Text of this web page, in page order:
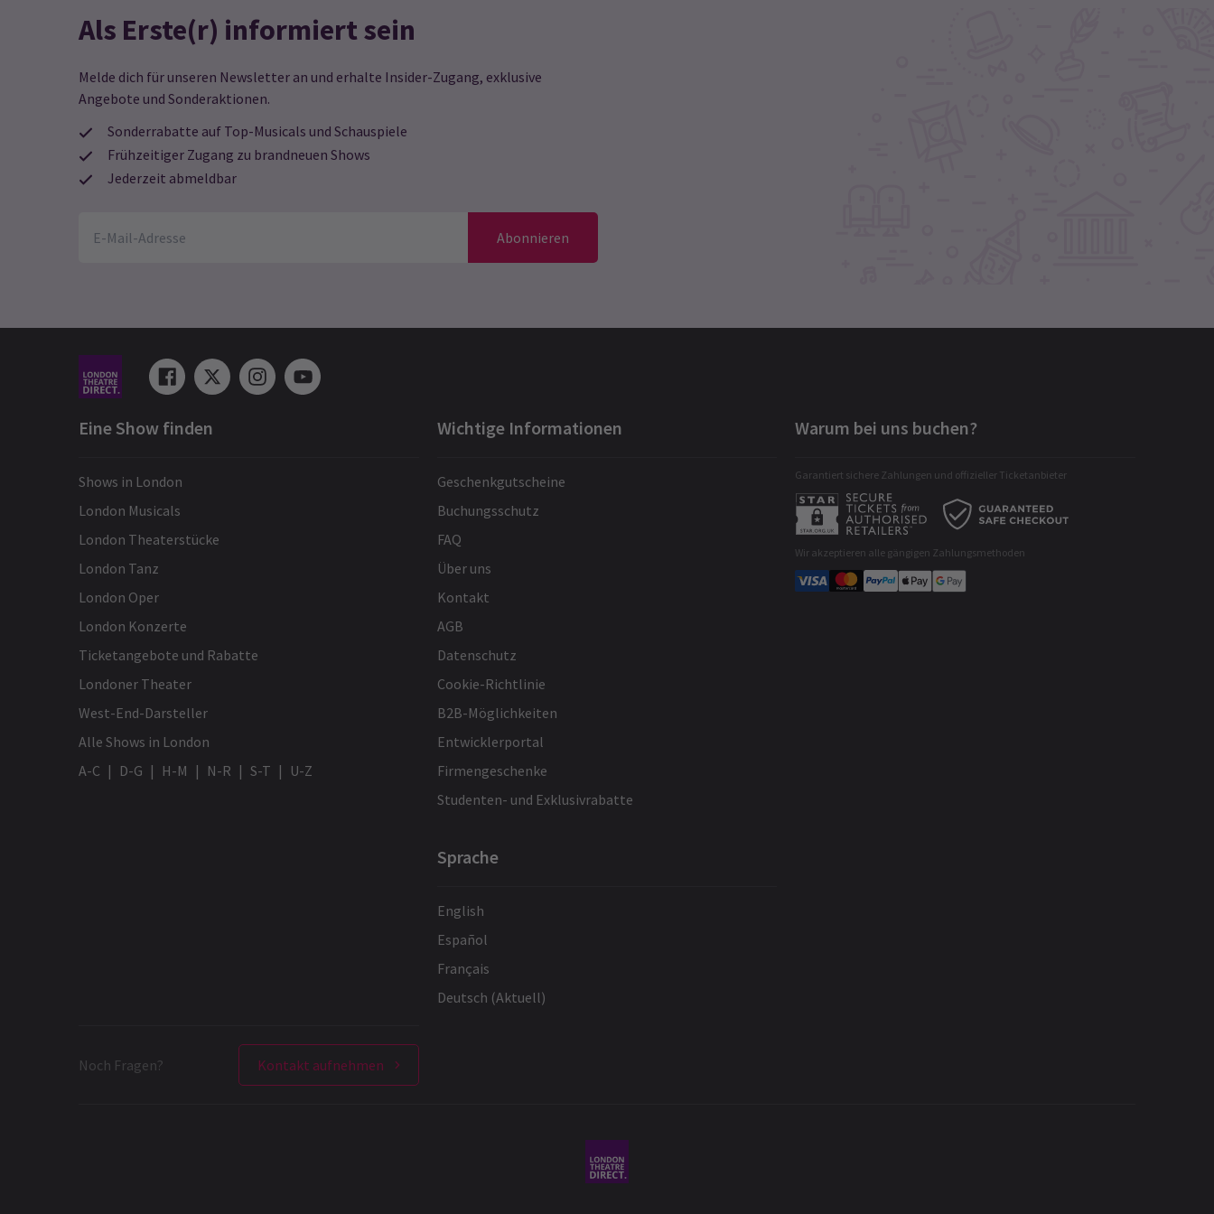
Als Erste(r) informiert sein
Melde dich für unseren Newsletter an und erhalte Insider-Zugang, exklusive
Angebote und Sonderaktionen.
Sonderrabatte auf Top-Musicals und Schauspiele
Frühzeitiger Zugang zu brandneuen Shows
Jederzeit abmeldbar
Abonnieren
Eine Show finden
Shows in London
London Musicals
London Theaterstücke
London Tanz
London Oper
London Konzerte
Ticketangebote und Rabatte
Londoner Theater
West-End-Darsteller
Alle Shows in London
A-C
D-G H-M N-R S-T U-Z
Wichtige Informationen
Geschenkgutscheine
Buchungsschutz
FAQ
Über uns
Kontakt
AGB
Datenschutz
Cookie-Richtlinie
B2B-Möglichkeiten
Entwicklerportal
Firmengeschenke
Studenten- und Exklusivrabatte
Sprache
English
Español
Français
Deutsch (Aktuell)
Noch Fragen? Kontakt aufnehmen
Warum bei uns buchen?
Garantiert sichere Zahlungen und offizieller Ticketanbieter
Wir akzeptieren alle gängigen Zahlungsmethoden